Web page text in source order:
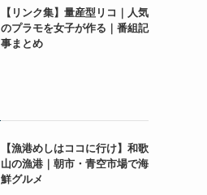
【リンク集】量産型リコ｜人気
のプラモを女子が作る｜番組記
事まとめ
【漁港めしはココに行け】和歌
山の漁港｜朝市・青空市場で海
鮮グルメ